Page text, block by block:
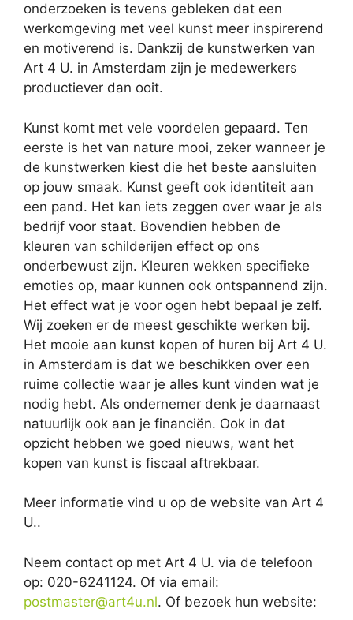
onderzoeken is tevens gebleken dat een
werkomgeving met veel kunst meer inspirerend
en motiverend is. Dankzij de kunstwerken van
Art 4 U. in Amsterdam zijn je medewerkers
productiever dan ooit.
Kunst komt met vele voordelen gepaard. Ten
eerste is het van nature mooi, zeker wanneer je
de kunstwerken kiest die het beste aansluiten
op jouw smaak. Kunst geeft ook identiteit aan
een pand. Het kan iets zeggen over waar je als
bedrijf voor staat. Bovendien hebben de
kleuren van schilderijen effect op ons
onderbewust zijn. Kleuren wekken specifieke
emoties op, maar kunnen ook ontspannend zijn.
Het effect wat je voor ogen hebt bepaal je zelf.
Wij zoeken er de meest geschikte werken bij.
Het mooie aan kunst kopen of huren bij Art 4 U.
in Amsterdam is dat we beschikken over een
ruime collectie waar je alles kunt vinden wat je
nodig hebt. Als ondernemer denk je daarnaast
natuurlijk ook aan je financiën. Ook in dat
opzicht hebben we goed nieuws, want het
kopen van kunst is fiscaal aftrekbaar.
Meer informatie vind u op de website van Art 4
U..
Neem contact op met Art 4 U. via de telefoon
op: 020-6241124. Of via email:
postmaster@art4u.nl. Of bezoek hun website: